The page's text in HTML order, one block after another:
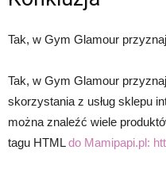
Tak, w Gym Glamour
Tak, w Gym Glamour
skorzystania z usług sklepu
można znaleźć wiele
tagu HTMLdo Mamipapi.pl: